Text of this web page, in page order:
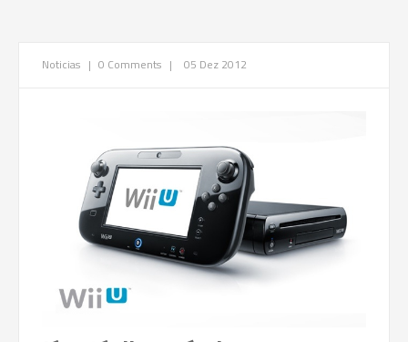
Noticias | 0 Comments | 05 Dez 2012